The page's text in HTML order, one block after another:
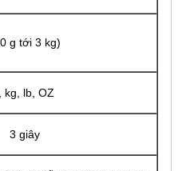
g tới 3 kg)
kg, lb, OZ
3 giây